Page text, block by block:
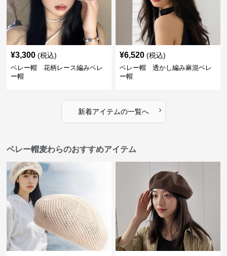
¥3,300 (税込)
ベレー帽 花柄レース編みベレ
ー帽
¥6,520 (税込)
ベレー帽 透かし編み麻混ベレ
ー帽
新着アイテムの一覧へ ›
ベレー帽麦わらのおすすめアイテム